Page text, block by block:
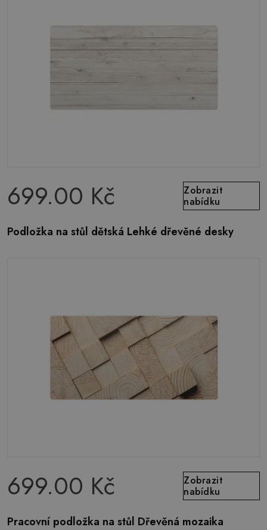
699.00 Kč
Zobrazit
nabídku
Podložka na stůl dětská Lehké dřevěné desky
699.00 Kč
Zobrazit
nabídku
Pracovní podložka na stůl Dřevěná mozaika